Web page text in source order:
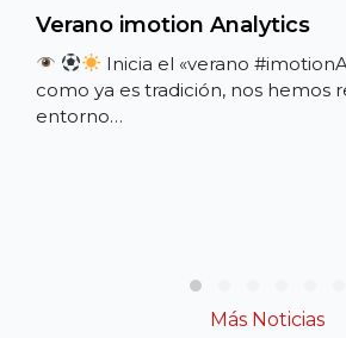
Verano imotion Analytics
Inicia el «verano
como ya es tradición, nos hemos
entorno…
Slide group 1
Slide group 2
Slide group
SlideSlide
Más Noticias